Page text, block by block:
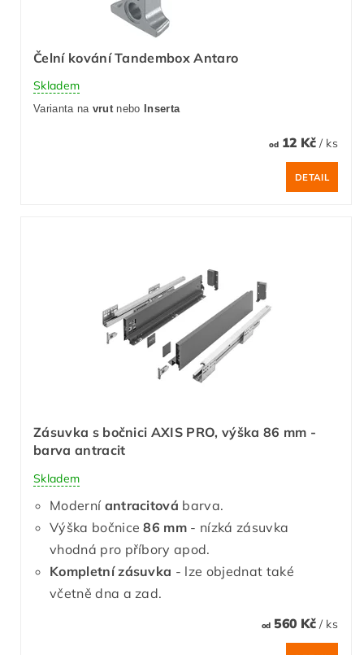
Čelní kování Tandembox Antaro
Skladem
Varianta navrutnebo Inserta
od12 Kč / ks
DETAIL
Zásuvka s bočnici AXIS PRO, výška 86 mm -
barva antracit
Skladem
Moderní antracitová barva.
Výška bočnice86 mm - nízká zásuvka
vhodná pro příbory apod.
Kompletní zásuvka - lze objednat také
včetně dna a zad.
od560 Kč / ks